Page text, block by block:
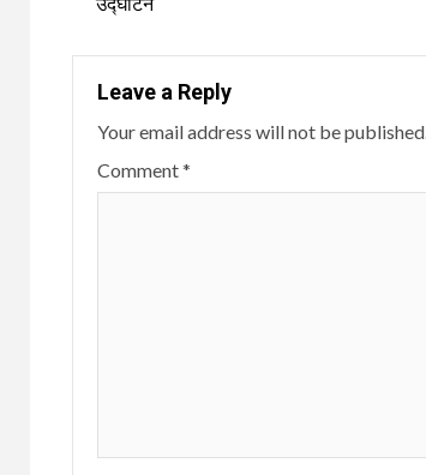
Leave a Reply
Your email address will not be published.
Comment*